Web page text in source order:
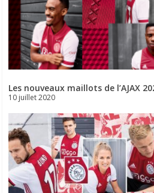
Les nouveaux maillots de l’AJAX
10 juillet 2020